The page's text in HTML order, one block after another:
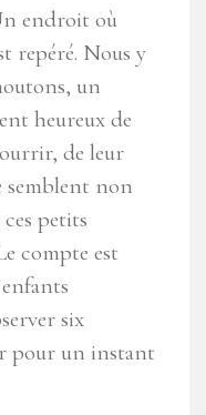
endroit où
repéré. Nous y
un
heureux de
de leur
semblent non
petits
compte est
six
pour un instant